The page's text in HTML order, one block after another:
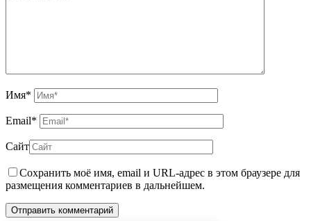
Имя*
Email*
Сайт
Сохранить моё имя, email и URL-адрес в этом браузере для
размещения комментариев в дальнейшем.